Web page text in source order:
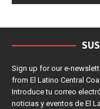
Sign up for our e-
from El Latino Central
Introduce tu correo